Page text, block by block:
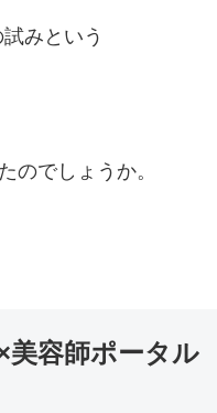
みという
のでしょうか。
美容師ポータル